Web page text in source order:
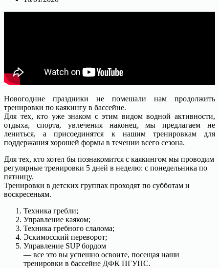
Новогодние праздники не помешали нам продолжить
тренировки по каякингу в бассейне.
Для тех, кто уже знаком с этим видом водной активности,
отдыха, спорта, увлечения наконец, мы предлагаем не
лениться, а присоединятся к нашим тренировкам для
поддержания хорошей формы в течении всего сезона.
Для тех, кто хотел бы познакомится с каякингом мы проводим
регулярные тренировки 5 дней в неделю: с понедельника по
пятницу.
Тренировки в детских группах проходят по субботам и
воскресеньям.
Техника гребли;
Управление каяком;
Техника гребного слалома;
Эскимосский переворот;
Управление SUP бордом
— все это вы успешно освоите, посещая наши
тренировки в бассейне ДФК ПГУПС.